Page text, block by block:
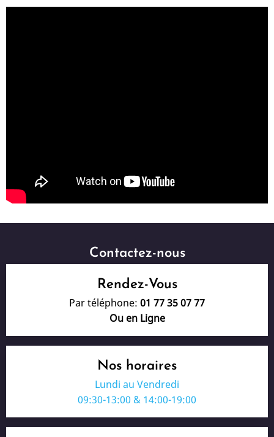
Contactez-nous
Rendez-Vous
Par téléphone: 01 77 35 07 77
Ou en Ligne
Nos horaires
Lundi au Vendredi
09:30-13:00 & 14:00-19:00